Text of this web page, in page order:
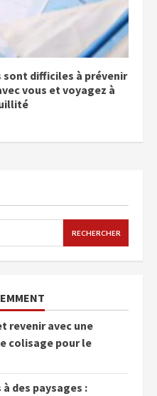
sont difficiles à prévenir
vous et voyagez à
RECHERCHER
revenir avec une
colisage pour le
des paysages :